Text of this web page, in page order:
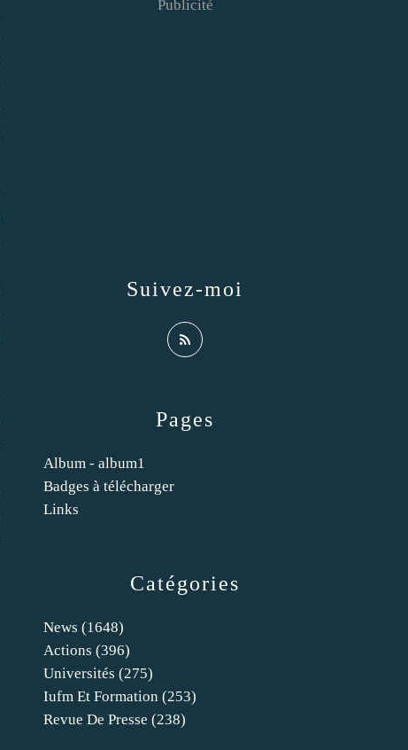
Catégories
News (1648)
Actions (396)
Universités (275)
Iufm Et Formation (253)
Revue De Presse (238)
Pages
Album - album1
Badges à télécharger
Links
Suivez-moi
Publicité